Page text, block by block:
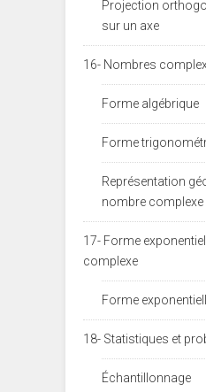
Projection
sur un axe
16- Nombres
Forme algébrique
Forme
Représentation
nombre complexe
17- Forme
complexe
Forme
18- Statistiques et
Échantillonnage